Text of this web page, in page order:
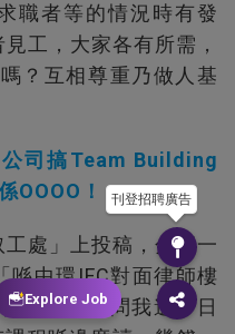
職者等的情況時有發
工，大家各有所需，
？互相尊重乃做人基
司搞Team Building
OOOO！
處」上投稿，分享一
喺中環IFC對面律師樓
好燥底，問我邊一日
刊登招聘廣告
Explore Job